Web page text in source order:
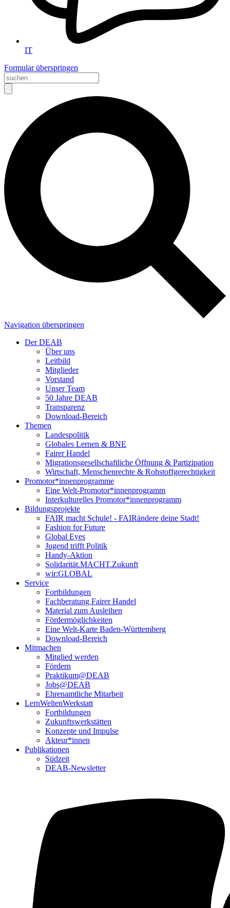
IT
Formular überspringen
Navigation überspringen
Der DEAB
Über uns
Leitbild
Mitglieder
Vorstand
Unser Team
50 Jahre DEAB
Transparenz
Download-Bereich
Themen
Landespolitik
Globales Lernen & BNE
Fairer Handel
Migrationsgesellschaftliche Öffnung & Partizipation
Wirtschaft, Menschenrechte & Rohstoffgerechtigkeit
Promotor*innen­programme
Eine Welt-Promotor*innenprogramm
Interkulturelles Promotor*innenprogramm
Bildungsprojekte
FAIR macht Schule! - FAIRändere deine Stadt!
Fashion for Future
Global Eyes
Jugend trifft Politik
Handy-Aktion
Solidarität.MACHT.Zukunft
wir:GLOBAL
Service
Fortbildungen
Fachberatung Fairer Handel
Material zum Ausleihen
Fördermöglichkeiten
Eine Welt-Karte Baden-Württemberg
Download-Bereich
Mitmachen
Mitglied werden
Fördern
Praktikum@DEAB
Jobs@DEAB
Ehrenamtliche Mitarbeit
LernWeltenWerkstatt
Fortbildungen
Zukunftswerkstätten
Konzepte und Impulse
Akteur*innen
Publikationen
Südzeit
DEAB-Newsletter